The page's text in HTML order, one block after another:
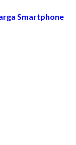
Smartphone